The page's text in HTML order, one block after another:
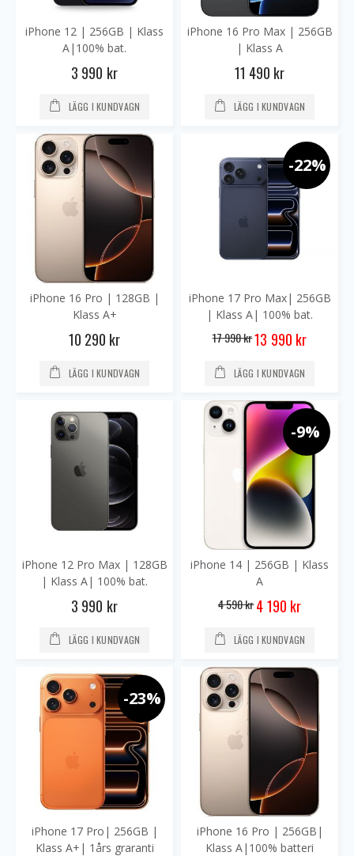
iPhone 12 | 256GB | Klass
A|100% bat.
3 990 kr
LÄGG I KUNDVAGN
iPhone 16 Pro Max | 256GB
| Klass A
11 490 kr
LÄGG I KUNDVAGN
iPhone 16 Pro | 128GB |
Klass A+
10 290 kr
LÄGG I KUNDVAGN
-22%
iPhone 17 Pro Max| 256GB
| Klass A| 100% bat.
17 990 krSpecial
Price
13 990 kr
LÄGG I KUNDVAGN
iPhone 12 Pro Max | 128GB
| Klass A| 100% bat.
3 990 kr
LÄGG I KUNDVAGN
-9%
iPhone 14 | 256GB | Klass
A
4 590 kr Special
Price
4 190 kr
LÄGG I KUNDVAGN
-23%
iPhone 17 Pro| 256GB |
Klass A+| 1års graranti
iPhone 16 Pro | 256GB|
Klass A|100% batteri